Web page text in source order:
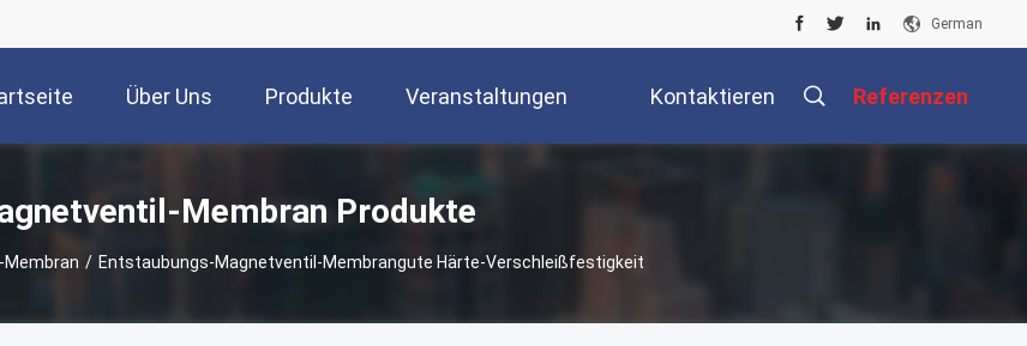
German
Über Uns Produkte Veranstaltungen Kontaktieren Referenzen
Membran Produkte
/ Entstaubungs-Magnetventil-Membrangute Härte-Verschleißfestigkeit